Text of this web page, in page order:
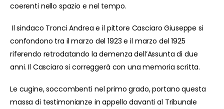
coerenti nello spazio e nel tempo.
Il sindaco Tronci Andrea e il pittore Casciaro Giuseppe si
confondono tra il marzo del 1923 e il marzo del 1925
riferendo retrodatando la demenza dell’Assunta di due
anni. Il Casciaro si correggerà con una memoria scritta.
Le cugine, soccombenti nel primo grado, portano questa
massa di testimonianze in appello davanti al Tribunale